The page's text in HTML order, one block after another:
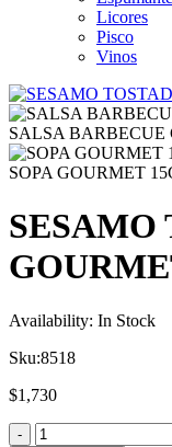
Licores
Pisco
Vinos
SALSA BARBECUE
SOPA GOURMET
SESAMO
Availability: In Stock
Sku:8518
$1,730